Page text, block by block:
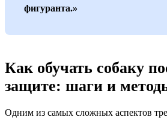
фигуранта.»
Как обучать собаку
защите: шаги и
Одним из самых сложных аспектов